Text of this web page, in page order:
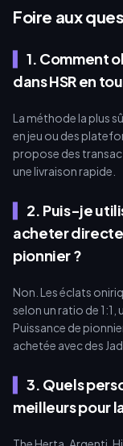
Foire aux
1. Comment
dans HSR en
La méthode la plus
en jeu ou des
propose des
une livraison rapide.
2. Puis-je
acheter
pionnier ?
Non. Les éclats
selon un ratio de
Puissance de
achetée avec des
3. Quels
meilleurs pour